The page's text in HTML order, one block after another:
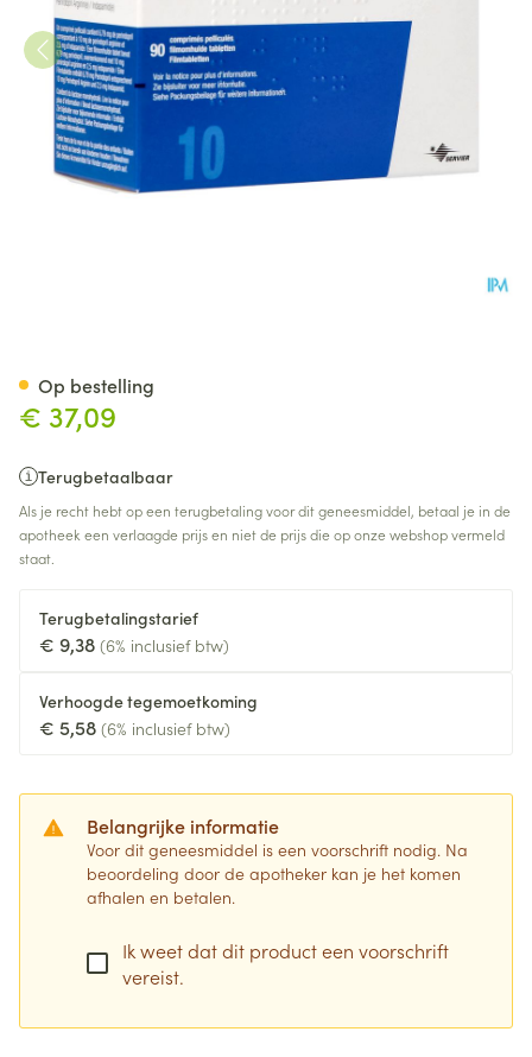
€ 37,09
Terugbetaalbaar
Als je recht hebt op een terugbetaling voor dit geneesmiddel, betaal je in de
apotheek een verlaagde prijs en niet de prijs die op onze webshop vermeld
staat.
Terugbetalingstarief
€ 9,38 (6% inclusief btw)
Verhoogde tegemoetkoming
€ 5,58 (6% inclusief btw)
Belangrijke informatie
Voor dit geneesmiddel is een voorschrift nodig. Na
beoordeling door de apotheker kan je het komen
afhalen en betalen.
Ik weet dat dit product een voorschrift
vereist.
Op bestelling